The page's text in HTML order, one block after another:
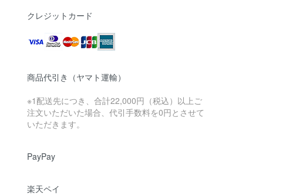
クレジットカード
商品代引き（ヤマト運輸）
※1配送先につき、合計22,000円（税込）以上ご
注文いただいた場合、代引手数料を0円とさせて
いただきます。
PayPay
楽天ペイ